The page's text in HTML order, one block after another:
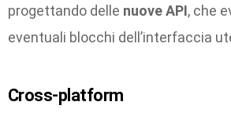
progettando delle nuove API, che
eventuali blocchi dell’interfaccia
Cross-platform